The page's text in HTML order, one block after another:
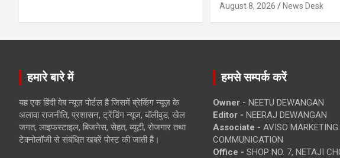
August 8, 2026 News Desk
हमारे बारे में
यह एक हिंदी वेब न्यूज़ पोर्टल है जिसमें ब्रेकिंग न्यूज़ के
अलावा राजनीति, प्रशासन, ट्रेंडिंग न्यूज, बॉलीवुड, खेल
जगत, लाइफस्टाइल, बिजनेस, सेहत, ब्यूटी, रोजगार तथा
टेक्नोलॉजी से संबंधित खबरें पोस्ट की जाती है।
हमसे सम्पर्क करें
Owner - NEETU DEWANGAN
Editor - NEERAJ DEWANGAN
Associate - AVISO MARKETING
COMMUNICATION
Office - SHOP NO. 7, NETAJI